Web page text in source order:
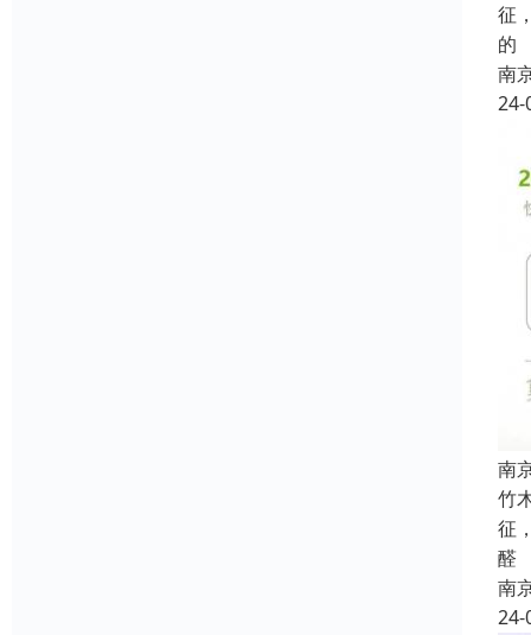
征
的
南
24-
南
竹
征
醛
南
24-